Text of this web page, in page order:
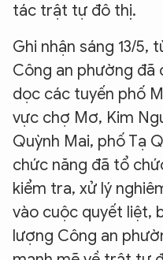
tác trật tự đô thị.
Ghi nhận sáng 13/5,
Công an phường đã
dọc các tuyến phố
vực chợ Mơ, Kim
Quỳnh Mai, phố Tạ
chức năng đã tổ
kiểm tra, xử lý
vào cuộc quyết liệt,
lượng Công an